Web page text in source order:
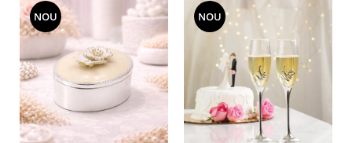
JARDIN
RENAISSANCE RED
SERENDIPITY WHITE
FLOWER FESTIVAL BLUE
FLOWER FESTIVAL RED
LOVE BIRDS
CHIQUE VERDE
NOU NOU